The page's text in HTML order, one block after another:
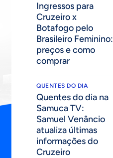
Ingressos para
Cruzeiro x
Botafogo pelo
Brasileiro Feminino:
preços e como
comprar
QUENTES DO DIA
Quentes do dia na
Samuca TV:
Samuel Venâncio
atualiza últimas
informações do
Cruzeiro